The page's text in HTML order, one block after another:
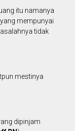
itu namanya
mempunyai
tidak
mestinya
dipinjam